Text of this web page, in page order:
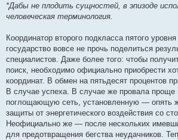
*Дабы не плодить сущностей, в эпизоде
человеческая терминология.
Координатор второго подкласса пятого
государство вовсе не прочь поделиться
специалистов. Даже более того: чтобы
поиск, необходимо официально приобрести
координат. В обмен на пятьдесят процентов
В случае успеха. В случае же провала проще
поглощающую сеть, установленную — опять
защиты от энергетического воздействия со
Неофициально же — после нескольких
для предотвращения бегства неудачников.